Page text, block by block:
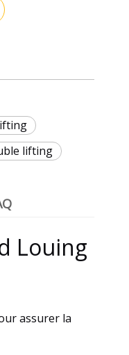
lifting
Louing
assurer la